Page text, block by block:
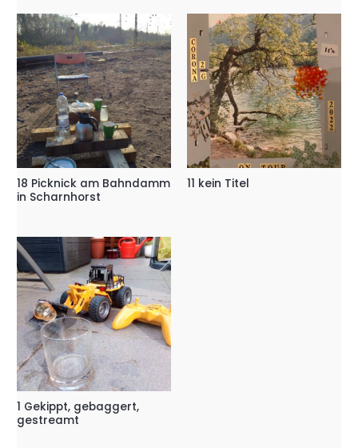
18 Picknick am Bahndamm
in Scharnhorst
11 kein Titel
1 Gekippt, gebaggert,
gestreamt